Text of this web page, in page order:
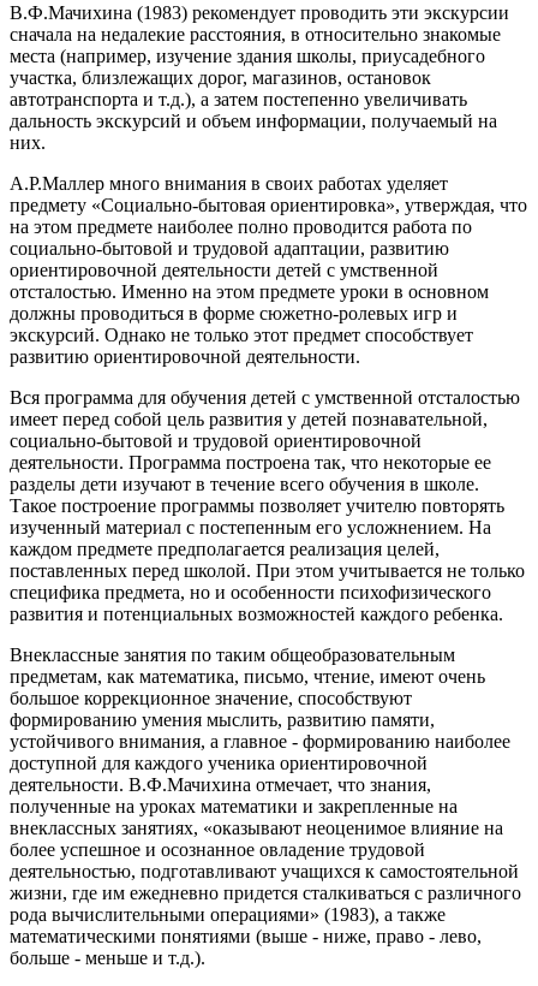
В.Ф.Мачихина (1983) рекомендует проводить эти экскурсии
сначала на недалекие расстояния, в относительно знакомые
места (например, изучение здания школы, приусадебного
участка, близлежащих дорог, магазинов, остановок
автотранспорта и т.д.), а затем постепенно увеличивать
дальность экскурсий и объем информации, получаемый на
них.
А.Р.Маллер много внимания в своих работах уделяет
предмету «Социально-бытовая ориентировка», утверждая, что
на этом предмете наиболее полно проводится работа по
социально-бытовой и трудовой адаптации, развитию
ориентировочной деятельности детей с умственной
отсталостью. Именно на этом предмете уроки в основном
должны проводиться в форме сюжетно-ролевых игр и
экскурсий. Однако не только этот предмет способствует
развитию ориентировочной деятельности.
Вся программа для обучения детей с умственной отсталостью
имеет перед собой цель развития у детей познавательной,
социально-бытовой и трудовой ориентировочной
деятельности. Программа построена так, что некоторые ее
разделы дети изучают в течение всего обучения в школе.
Такое построение программы позволяет учителю повторять
изученный материал с постепенным его усложнением. На
каждом предмете предполагается реализация целей,
поставленных перед школой. При этом учитывается не только
специфика предмета, но и особенности психофизического
развития и потенциальных возможностей каждого ребенка.
Внеклассные занятия по таким общеобразовательным
предметам, как математика, письмо, чтение, имеют очень
большое коррекционное значение, способствуют
формированию умения мыслить, развитию памяти,
устойчивого внимания, а главное - формированию наиболее
доступной для каждого ученика ориентировочной
деятельности. В.Ф.Мачихина отмечает, что знания,
полученные на уроках математики и закрепленные на
внеклассных занятиях, «оказывают неоценимое влияние на
более успешное и осознанное овладение трудовой
деятельностью, подготавливают учащихся к самостоятельной
жизни, где им ежедневно придется сталкиваться с различного
рода вычислительными операциями» (1983), а также
математическими понятиями (выше - ниже, право - лево,
больше - меньше и т.д.).